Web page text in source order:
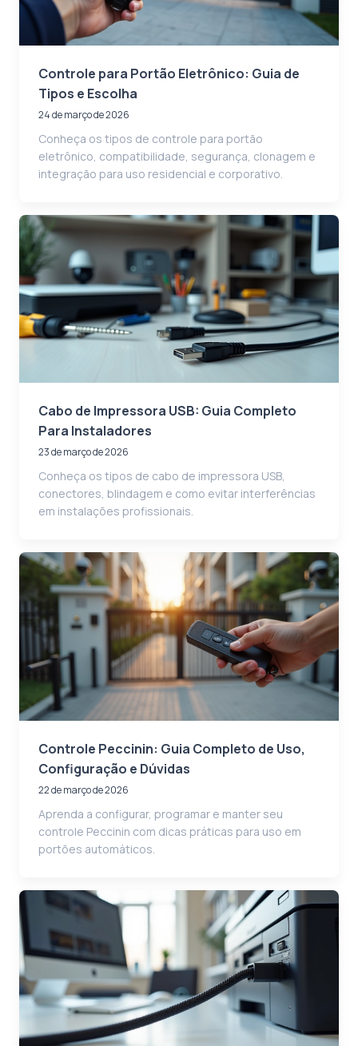
Controle para Portão Eletrônico: Guia de
Tipos e Escolha
24 de março de 2026
Conheça os tipos de controle para portão
eletrônico, compatibilidade, segurança, clonagem e
integração para uso residencial e corporativo.
Cabo de Impressora USB: Guia Completo
Para Instaladores
23 de março de 2026
Conheça os tipos de cabo de impressora USB,
conectores, blindagem e como evitar interferências
em instalações profissionais.
Controle Peccinin: Guia Completo de Uso,
Configuração e Dúvidas
22 de março de 2026
Aprenda a configurar, programar e manter seu
controle Peccinin com dicas práticas para uso em
portões automáticos.